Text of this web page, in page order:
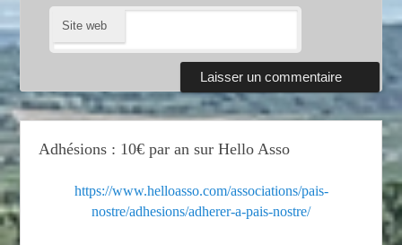
Site web
Adhésions : 10€ par an sur Hello Asso
https://www.helloasso.com/associations/pais-
nostre/adhesions/adherer-a-pais-nostre/